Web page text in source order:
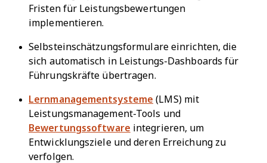
Fristen für Leistungsbewertungen
implementieren.
Selbsteinschätzungsformulare einrichten, die
sich automatisch in Leistungs-Dashboards für
Führungskräfte übertragen.
Lernmanagementsysteme (LMS) mit
Leistungsmanagement-Tools und
Bewertungssoftware integrieren, um
Entwicklungsziele und deren Erreichung zu
verfolgen.